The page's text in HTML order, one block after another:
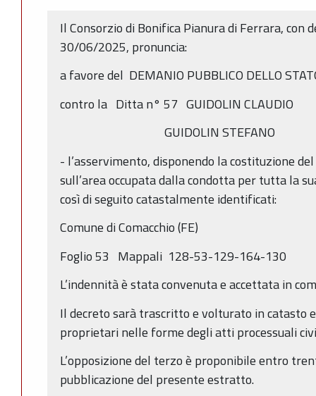
Il Consorzio di Bonifica Pianura di Ferrara, con
30/06/2025, pronuncia:
a favore del DEMANIO PUBBLICO DELLO
contro la Ditta n° 57 GUIDOLIN CLAUDIO
GUIDOLIN STEFANO
- l’asservimento, disponendo la costituzione
sull’area occupata dalla condotta per tutta la
così di seguito catastalmente identificati:
Comune di Comacchio (FE)
Foglio 53 Mappali 128-53-129-164-130
L’indennità è stata convenuta e accettata in
Il decreto sarà trascritto e volturato in catasto
proprietari nelle forme degli atti processuali
L’opposizione del terzo è proponibile entro
pubblicazione del presente estratto.